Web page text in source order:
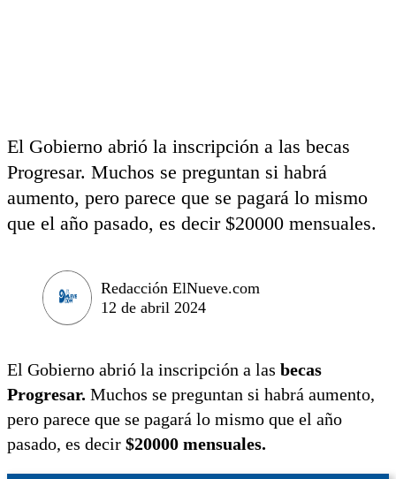
El Gobierno abrió la inscripción a las becas
Progresar. Muchos se preguntan si habrá
aumento, pero parece que se pagará lo mismo
que el año pasado, es decir $20000 mensuales.
Redacción ElNueve.com
12 de abril 2024
El Gobierno abrió la inscripción a las becas
Progresar. Muchos se preguntan si habrá aumento,
pero parece que se pagará lo mismo que el año
pasado, es decir $20000 mensuales.